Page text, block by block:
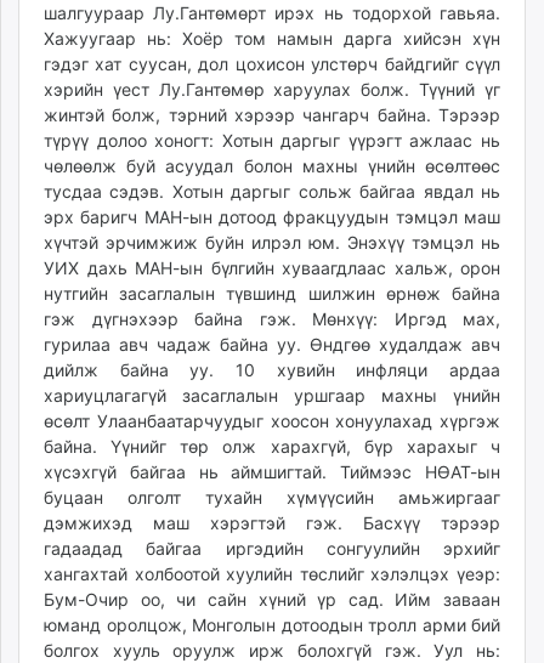
шалгуураар Лу.Гантөмөрт ирэх нь тодорхой гавьяа.
Хажуугаар нь: Хоёр том намын дарга хийсэн хүн
гэдэг хат суусан, дол цохисон улстөрч байдгийг сүүл
хэрийн үест Лу.Гантөмөр харуулах болж. Түүний үг
жинтэй болж, тэрний хэрээр чангарч байна. Тэрээр
түрүү долоо хоногт: Хотын даргыг үүрэгт ажлаас нь
чөлөөлж буй асуудал болон махны үнийн өсөлтөөс
тусдаа сэдэв. Хотын даргыг сольж байгаа явдал нь
эрх баригч МАН-ын дотоод фракцуудын тэмцэл маш
хүчтэй эрчимжиж буйн илрэл юм. Энэхүү тэмцэл нь
УИХ дахь МАН-ын бүлгийн хуваагдлаас хальж, орон
нутгийн засаглалын түвшинд шилжин өрнөж байна
гэж дүгнэхээр байна гэж. Мөнхүү: Иргэд мах,
гурилаа авч чадаж байна уу. Өндгөө худалдаж авч
дийлж байна уу. 10 хувийн инфляци ардаа
хариуцлагагүй засаглалын уршгаар махны үнийн
өсөлт Улаанбаатарчуудыг хоосон хонуулахад хүргэж
байна. Үүнийг төр олж харахгүй, бүр харахыг ч
хүсэхгүй байгаа нь аймшигтай. Тиймээс НӨАТ-ын
буцаан олголт тухайн хүмүүсийн амьжиргааг
дэмжихэд маш хэрэгтэй гэж. Басхүү тэрээр
гадаадад байгаа иргэдийн сонгуулийн эрхийг
хангахтай холбоотой хуулийн төслийг хэлэлцэх үеэр:
Бум-Очир оо, чи сайн хүний үр сад. Ийм заваан
юманд оролцож, Монголын дотоодын тролл арми бий
болгох хууль оруулж ирж болохгүй гэж. Уул нь: